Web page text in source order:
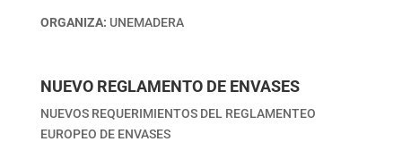
ORGANIZA: UNEMADERA
NUEVO REGLAMENTO DE ENVASES
NUEVOS REQUERIMIENTOS DEL REGLAMENTEO
EUROPEO DE ENVASES